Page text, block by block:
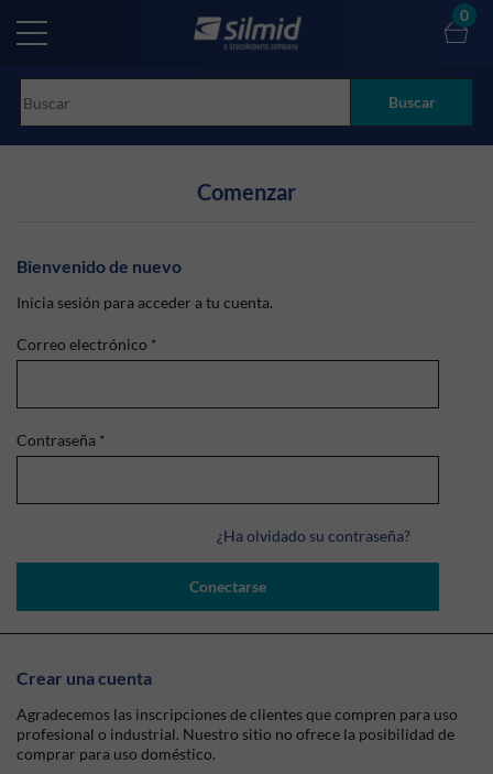
main
Buscar
0
Comenzar
Bienvenido de nuevo
Inicia sesión para acceder a tu cuenta.
Correo electrónico *
Contraseña *
¿Ha olvidado su contraseña?
Conectarse
Crear una cuenta
Agradecemos las inscripciones de clientes que compren para uso
profesional o industrial. Nuestro sitio no ofrece la posibilidad de
comprar para uso doméstico.